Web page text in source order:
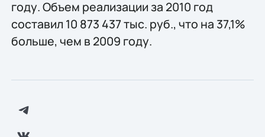
году. Объем реализации за 2010 год
составил 10 873 437 тыс. руб., что на 37,1%
больше, чем в 2009 году.